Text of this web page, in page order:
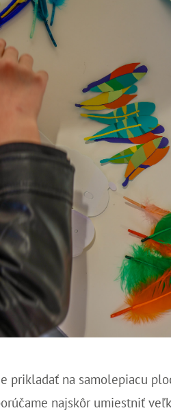
prikladať na samolepiacu
najskôr umiestniť